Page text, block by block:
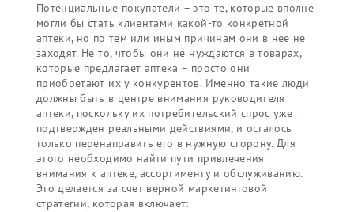
Потенциальные покупатели – это те, которые вполне
могли бы стать клиентами какой-то конкретной
аптеки, но по тем или иным причинам они в нее не
заходят. Не то, чтобы они не нуждаются в товарах,
которые предлагает аптека – просто они
приобретают их у конкурентов. Именно такие люди
должны быть в центре внимания руководителя
аптеки, поскольку их потребительский спрос уже
подтвержден реальными действиями, и осталось
только перенаправить его в нужную сторону. Для
этого необходимо найти пути привлечения
внимания к аптеке, ассортименту и обслуживанию.
Это делается за счет верной маркетинговой
стратегии, которая включает: